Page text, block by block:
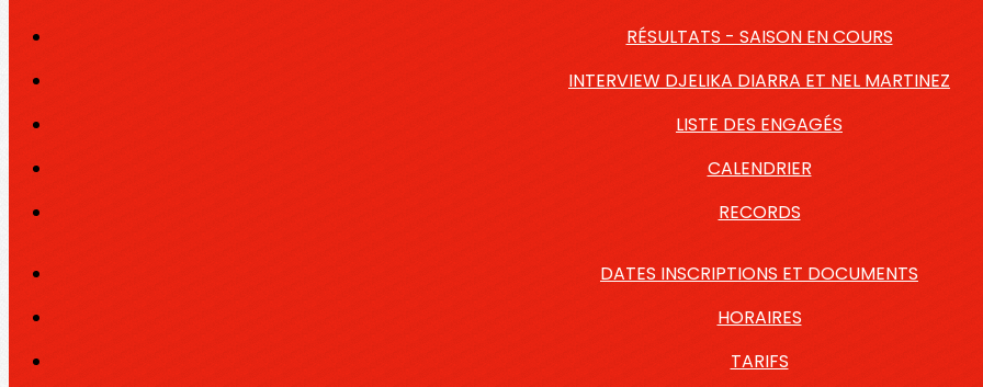
RÉSULTATS - SAISON EN COURS
INTERVIEW DJELIKA DIARRA ET NEL MARTINEZ
LISTE DES ENGAGÉS
CALENDRIER
RECORDS
DATES INSCRIPTIONS ET DOCUMENTS
HORAIRES
TARIFS